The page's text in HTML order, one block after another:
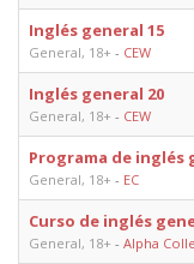
Inglés general 15
General, 18+ - CEW
Inglés general 20
General, 18+ - CEW
Programa de inglés
General, 18+ - EC
Curso de inglés
General, 18+ - Alpha